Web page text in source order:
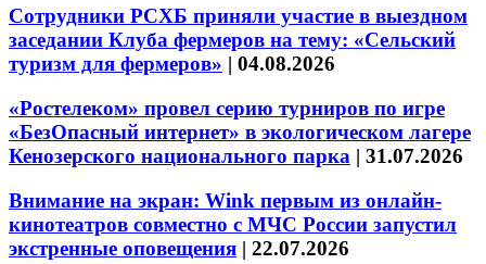
Сотрудники РСХБ приняли участие в выездном
заседании Клуба фермеров на тему: «Сельский
туризм для фермеров» | 04.08.2026
«Ростелеком» провел серию турниров по игре
«БезОпасный интернет» в экологическом лагере
Кенозерского национального парка | 31.07.2026
Внимание на экран: Wink первым из онлайн-
кинотеатров совместно с МЧС России запустил
экстренные оповещения | 22.07.2026